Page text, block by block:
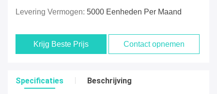
Levering Vermogen: 5000 Eenheden Per Maand
Krijg Beste Prijs Contact opnemen
Specificaties Beschrijving